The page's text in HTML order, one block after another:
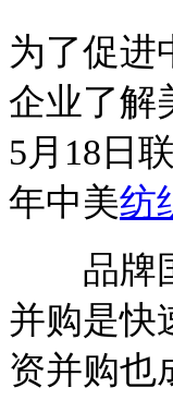
为了促进
企业了解
5月18日
年中美纺
品牌国
并购是快
资并购也